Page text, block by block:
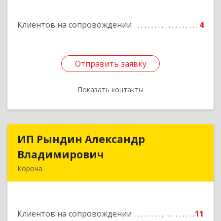
Клиентов на сопровождении 4
Отправить заявку
Показать контакты
Отправить заявку
Назад
ИП Рындин Александр
Владимирович
Короча
Клиентов на сопровождении 11
ИП Рындин Александр
Подробнее